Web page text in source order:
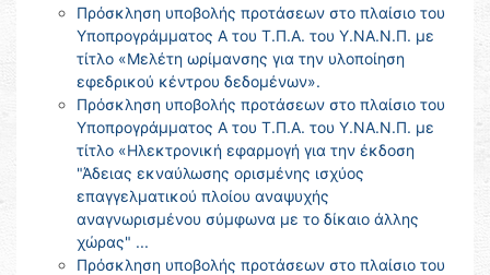
Πρόσκληση υποβολής προτάσεων στο πλαίσιο του
Υποπρογράμματος Α του Τ.Π.Α. του Υ.ΝΑ.Ν.Π. με
τίτλο «Μελέτη ωρίμανσης για την υλοποίηση
εφεδρικού κέντρου δεδομένων».
Πρόσκληση υποβολής προτάσεων στο πλαίσιο του
Υποπρογράμματος Α του Τ.Π.Α. του Υ.ΝΑ.Ν.Π. με
τίτλο «Ηλεκτρονική εφαρμογή για την έκδοση
"Άδειας εκναύλωσης ορισμένης ισχύος
επαγγελματικού πλοίου αναψυχής
αναγνωρισμένου σύμφωνα με το δίκαιο άλλης
χώρας" ...
Πρόσκληση υποβολής προτάσεων στο πλαίσιο του